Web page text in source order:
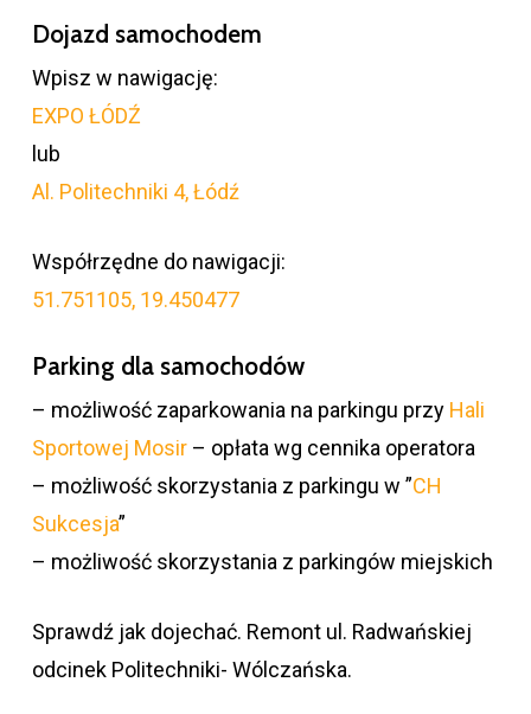
Dojazd samochodem
Wpisz w nawigację:
EXPO ŁÓDŹ
lub
Al. Politechniki 4, Łódź
Współrzędne do nawigacji:
51.751105, 19.450477
Parking dla samochodów
– możliwość zaparkowania na parkingu przy Hali
Sportowej Mosir – opłata wg cennika operatora
– możliwość skorzystania z parkingu w ”CH
Sukcesja”
– możliwość skorzystania z parkingów miejskich
Sprawdź jak dojechać. Remont ul. Radwańskiej
odcinek Politechniki- Wólczańska.